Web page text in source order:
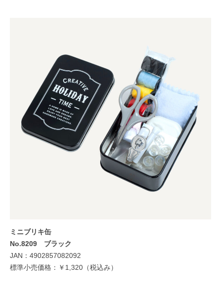
ミニブリキ缶
No.8209 ブラック
JAN：4902857082092
標準小売価格：￥1,320（税込み）